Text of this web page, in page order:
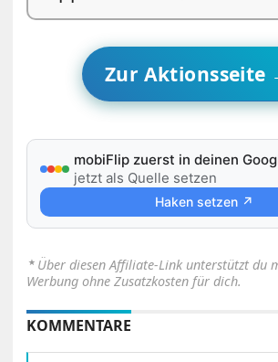
Bloons TD 5
Runtastic PRO GPS
Walking & Fitness Tracker
Bridge Constructor
Doodle God
Zur Aktionsseite
mobiFlip zuerst in deinen
jetzt als Quelle setzen
Haken setzen ↗
⋆ Über diesen Affiliate-Link unterstützt du
Werbung ohne Zusatzkosten für dich.
KOMMENTARE